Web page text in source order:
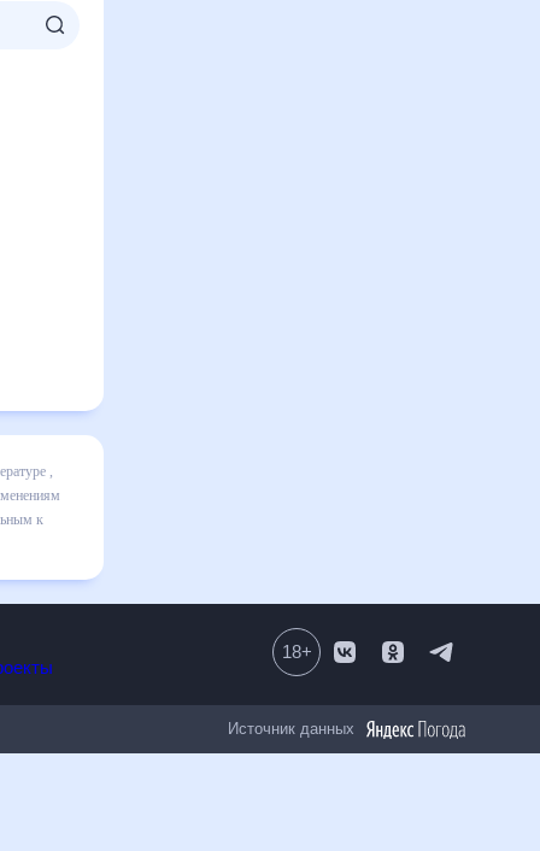
и даст
дней.
Все проекты
18+
Источник данных